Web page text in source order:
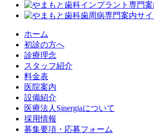
ホーム
初診の方へ
診療理念
スタッフ紹介
料金表
医院案内
設備紹介
医療法人Sinergiaについて
採用情報
募集要項・応募フォーム